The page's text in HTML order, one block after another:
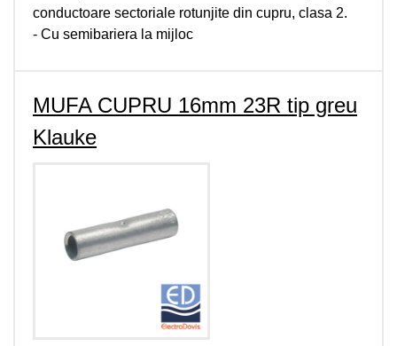
conductoare sectoriale rotunjite din cupru, clasa 2.
- Cu semibariera la mijloc
MUFA CUPRU 16mm 23R tip greu
Klauke